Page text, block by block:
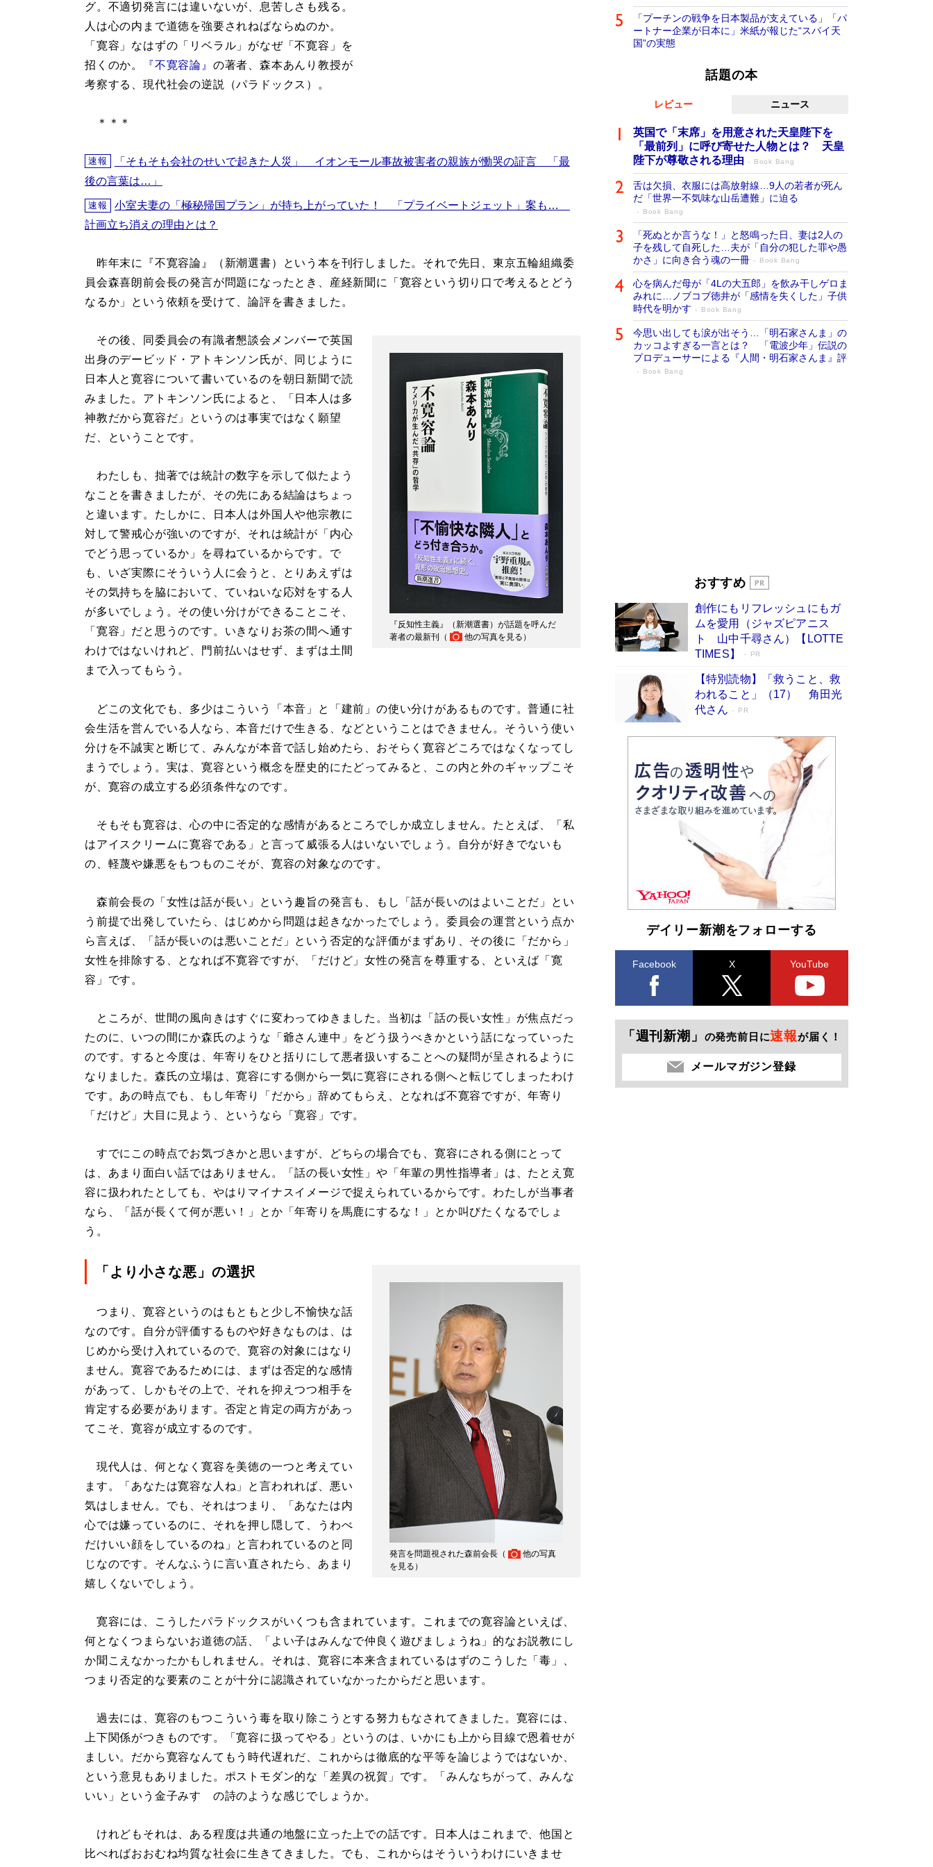
グ。不適切発言には違いないが、息苦しさも残る。
人は心の内まで道徳を強要されねばならぬのか。
「寛容」なはずの「リベラル」がなぜ「不寛容」を
招くのか。
『不寛容論』 の著者、森本あんり教授が
考察する、現代社会の逆説（パラドックス）。
＊＊＊
速報
「そもそも会社のせいで起きた人災」 イオンモール事故被害者の親族が慟哭の証言 「最
後の言葉は…」
速報
小室夫妻の「極秘帰国プラン」が持ち上がっていた！ 「プライベートジェット」案も…
計画立ち消えの理由とは？
昨年末に『不寛容論』（新潮選書）という本を刊行しました。それで先日、東京五輪組織委
員会森喜朗前会長の発言が問題になったとき、産経新聞に「寛容という切り口で考えるとどう
なるか」という依頼を受けて、論評を書きました。
『反知性主義』（新潮選書）が話題を呼んだ
著者の最新刊（
他の写真を見る ）
その後、同委員会の有識者懇談会メンバーで英国
出身のデービッド・アトキンソン氏が、同じように
日本人と寛容について書いているのを朝日新聞で読
みました。アトキンソン氏によると、「日本人は多
神教だから寛容だ」というのは事実ではなく願望
だ、ということです。
わたしも、拙著では統計の数字を示して似たよう
なことを書きましたが、その先にある結論はちょっ
と違います。たしかに、日本人は外国人や他宗教に
対して警戒心が強いのですが、それは統計が「内心
でどう思っているか」を尋ねているからです。で
も、いざ実際にそういう人に会うと、とりあえずは
その気持ちを脇において、ていねいな応対をする人
が多いでしょう。その使い分けができることこそ、
「寛容」だと思うのです。いきなりお茶の間へ通す
わけではないけれど、門前払いはせず、まずは土間
まで入ってもらう。
どこの文化でも、多少はこういう「本音」と「建前」の使い分けがあるものです。普通に社
会生活を営んでいる人なら、本音だけで生きる、などということはできません。そういう使い
分けを不誠実と断じて、みんなが本音で話し始めたら、おそらく寛容どころではなくなってし
まうでしょう。実は、寛容という概念を歴史的にたどってみると、この内と外のギャップこそ
が、寛容の成立する必須条件なのです。
そもそも寛容は、心の中に否定的な感情があるところでしか成立しません。たとえば、「私
はアイスクリームに寛容である」と言って威張る人はいないでしょう。自分が好きでないも
の、軽蔑や嫌悪をもつものこそが、寛容の対象なのです。
森前会長の「女性は話が長い」という趣旨の発言も、もし「話が長いのはよいことだ」とい
う前提で出発していたら、はじめから問題は起きなかったでしょう。委員会の運営という点か
ら言えば、「話が長いのは悪いことだ」という否定的な評価がまずあり、その後に「だから」
女性を排除する、となれば不寛容ですが、「だけど」女性の発言を尊重する、といえば「寛
容」です。
ところが、世間の風向きはすぐに変わってゆきました。当初は「話の長い女性」が焦点だっ
たのに、いつの間にか森氏のような「爺さん連中」をどう扱うべきかという話になっていった
のです。すると今度は、年寄りをひと括りにして悪者扱いすることへの疑問が呈されるように
なりました。森氏の立場は、寛容にする側から一気に寛容にされる側へと転じてしまったわけ
です。あの時点でも、もし年寄り「だから」辞めてもらえ、となれば不寛容ですが、年寄り
「だけど」大目に見よう、というなら「寛容」です。
すでにこの時点でお気づきかと思いますが、どちらの場合でも、寛容にされる側にとって
は、あまり面白い話ではありません。「話の長い女性」や「年輩の男性指導者」は、たとえ寛
容に扱われたとしても、やはりマイナスイメージで捉えられているからです。わたしが当事者
なら、「話が長くて何が悪い！」とか「年寄りを馬鹿にするな！」とか叫びたくなるでしょ
う。
発言を問題視された森前会長（
他の写真
を見る ）
「より小さな悪」の選択
つまり、寛容というのはもともと少し不愉快な話
なのです。自分が評価するものや好きなものは、は
じめから受け入れているので、寛容の対象にはなり
ません。寛容であるためには、まずは否定的な感情
があって、しかもその上で、それを抑えつつ相手を
肯定する必要があります。否定と肯定の両方があっ
てこそ、寛容が成立するのです。
現代人は、何となく寛容を美徳の一つと考えてい
ます。「あなたは寛容な人ね」と言われれば、悪い
気はしません。でも、それはつまり、「あなたは内
心では嫌っているのに、それを押し隠して、うわべ
だけいい顔をしているのね」と言われているのと同
じなのです。そんなふうに言い直されたら、あまり
嬉しくないでしょう。
寛容には、こうしたパラドックスがいくつも含まれています。これまでの寛容論といえば、
何となくつまらないお道徳の話、「よい子はみんなで仲良く遊びましょうね」的なお説教にし
か聞こえなかったかもしれません。それは、寛容に本来含まれているはずのこうした「毒」、
つまり否定的な要素のことが十分に認識されていなかったからだと思います。
過去には、寛容のもつこういう毒を取り除こうとする努力もなされてきました。寛容には、
上下関係がつきものです。「寛容に扱ってやる」というのは、いかにも上から目線で恩着せが
ましい。だから寛容なんてもう時代遅れだ、これからは徹底的な平等を論じようではないか、
という意見もありました。ポストモダン的な「差異の祝賀」です。「みんなちがって、みんな
いい」という金子みすゞの詩のような感じでしょうか。
けれどもそれは、ある程度は共通の地盤に立った上での話です。日本人はこれまで、他国と
比べればおおむね均質な社会に生きてきました。でも、これからはそういうわけにいきませ
「プーチンの戦争を日本製品が支えている」「パ
ートナー企業が日本に」米紙が報じた“スパイ天
国”の実態
話題の本
レビュー ニュース
英国で「末席」を用意された天皇陛下を
「最前列」に呼び寄せた人物とは？ 天皇
陛下が尊敬される理由
Book Bang
舌は欠損、衣服には高放射線…9人の若者が死ん
だ「世界一不気味な山岳遭難」に迫る
Book Bang
「死ぬとか言うな！」と怒鳴った日、妻は2人の
子を残して自死した…夫が「自分の犯した罪や愚
かさ」に向き合う魂の一冊
Book Bang
心を病んだ母が「4Lの大五郎」を飲み干しゲロま
みれに…ノブコブ徳井が「感情を失くした」子供
時代を明かす
Book Bang
今思い出しても涙が出そう…「明石家さんま」の
カッコよすぎる一言とは？ 「電波少年」伝説の
プロデューサーによる『人間・明石家さんま』評
Book Bang
俳優・高嶋政伸が家族に教わった“人を育てるコ
東野圭吾、伊坂幸太郎の人気シリーズ最新作どち
らも文庫化 映画化された直木賞受賞作もランク
イン［文庫ベストセラー］
Book Bang
おすすめ
創作にもリフレッシュにもガ
ムを愛用（ジャズピアニス
ト 山中千尋さん）【LOTTE
TIMES】
PR
【特別読物】「救うこと、救
われること」（17） 角田光
代さん
PR
デイリー新潮をフォローする
Facebook X YouTube
「週刊新潮」 の発売前日に速報が届く！
メールマガジン登録